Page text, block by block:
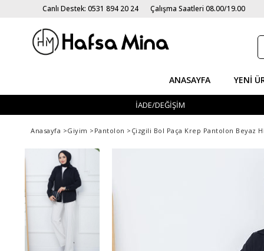
Canlı Destek: 0531 894 20 24 Çalışma Saatleri 08.00/19.00
ANASAYFA YENI
İADE/DEĞİŞİM
Anasayfa >Giyim > Pantolon > Çizgili Bol Paça Krep Pantolon Beyaz